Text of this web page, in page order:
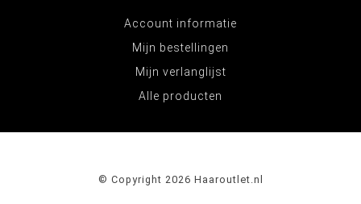
Account informatie
Mijn bestellingen
Mijn verlanglijst
Alle producten
© Copyright 2026 Haaroutlet.nl